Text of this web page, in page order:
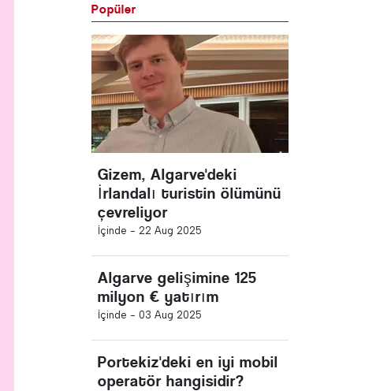
Popüler
Gizem, Algarve'deki
İrlandalı turistin ölümünü
çevreliyor
İçinde - 22 Aug 2025
Algarve gelişimine 125
milyon € yatırım
İçinde - 03 Aug 2025
Portekiz'deki en iyi mobil
operatör hangisidir?